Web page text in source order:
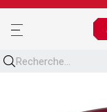
MENU